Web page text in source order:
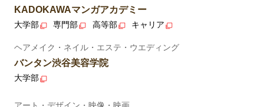
KADOKAWAマンガアカデミー
大学部 専門部 高等部 キャリア
ヘアメイク・ネイル・エステ・ウエディング
バンタン渋谷美容学院
大学部